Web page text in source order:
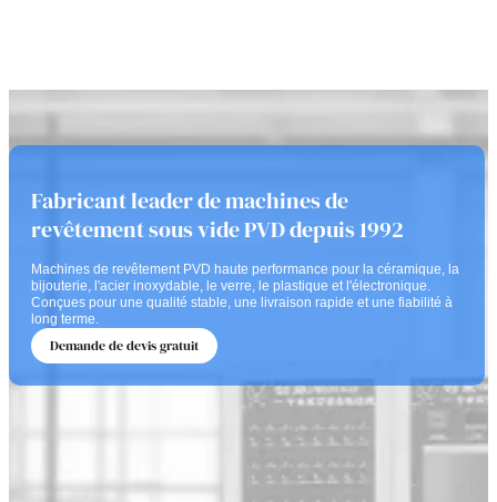
Fabricant leader de machines de
revêtement sous vide PVD depuis 1992
Machines de revêtement PVD haute performance pour la céramique, la
bijouterie, l'acier inoxydable, le verre, le plastique et l'électronique.
Conçues pour une qualité stable, une livraison rapide et une fiabilité à
long terme.
Demande de devis gratuit